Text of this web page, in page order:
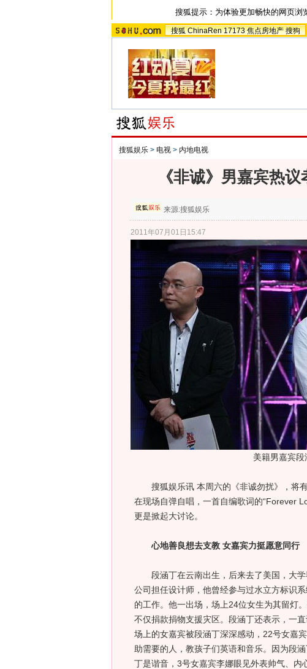
搜狐提示：为体验更加畅快的网页
搜狐 ChinaRen 17173 焦点房地产 搜狗
搜狐娱乐 > 电视 > 内地电视
《非诚》男嘉宾热
来源:搜狐娱乐
2011年07月01日15:47
美籍男嘉宾段
搜狐娱乐讯 本周六的《非诚勿扰》，将有
在现场自弹自唱，一首自编歌词的“Forever
更是掀起大讨论。
心地善良想去支教 女嘉宾力挺愿意同行
段涵丁在云南出生，后来去了美国，大学
公司担任设计师，他曾经参与过水立方标识
的工作。他一出场，场上24位女生为其留灯
不仅捐款捐物支援灾区。段涵丁还表示，一
场上的女嘉宾被段涵丁深深感动，22号女嘉
助需要的人，教孩子们英语和音乐。因为段
丁是谐音，3号女嘉宾李娜眼见外表帅气、